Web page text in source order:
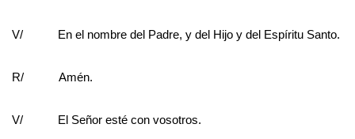
V/ En el nombre del Padre, y del Hijo y del Espíritu Santo.
R/ Amén.
V/ El Señor esté con vosotros.